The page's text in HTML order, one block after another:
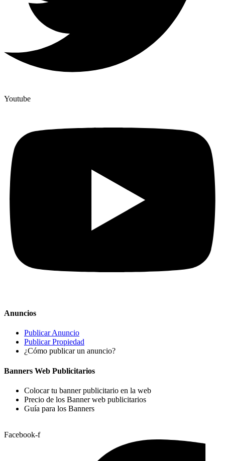
Youtube
Anuncios
Publicar Anuncio
Publicar Propiedad
¿Cómo publicar un anuncio?
Banners Web Publicitarios
Colocar tu banner publicitario en la web
Precio de los Banner web publicitarios
Guía para los Banners
Facebook-f